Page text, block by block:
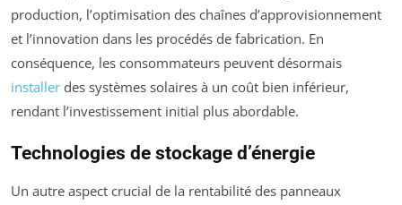
production, l’optimisation des chaînes d’approvisionnement
et l’innovation dans les procédés de fabrication. En
conséquence, les consommateurs peuvent désormais
installer des systèmes solaires à un coût bien inférieur,
rendant l’investissement initial plus abordable.
Technologies de stockage d’énergie
Un autre aspect crucial de la rentabilité des panneaux